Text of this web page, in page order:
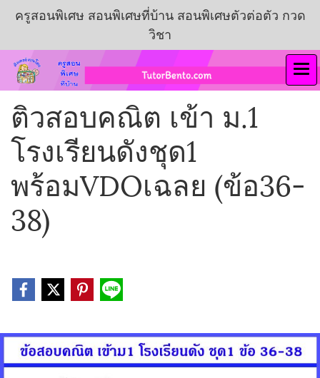
ครูสอนพิเศษ สอนพิเศษที่บ้าน สอนพิเศษตัวต่อตัว กวด
วิชา
ติวสอบคณิต เข้า ม.1
โรงเรียนดังชุด1
พร้อมVDOเฉลย (ข้อ36-
38)